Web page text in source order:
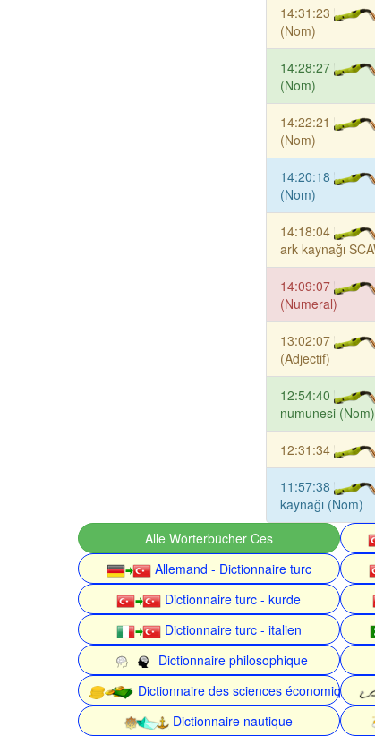
14:31:23
(Nom)
14:28:27
(Nom)
14:22:21
(Nom)
14:20:18
(Nom)
14:18:04
ark kaynağı
14:09:07
(Numeral)
13:02:07
(Adjectif)
12:54:40
numunesi (Nom)
12:31:34
11:57:38
kaynağı (Nom)
Alle Wörterbücher Ces
Allemand - Dictionnaire turc
Dictionnaire turc - kurde
Dictionnaire turc - italien
Dictionnaire philosophique
Dictionnaire des sciences économiques
Dictionnaire nautique